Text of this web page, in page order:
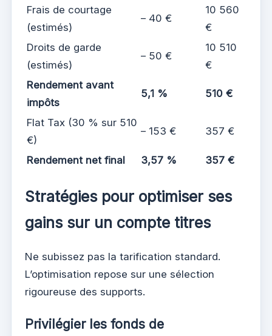
Frais de courtage
(estimés)
– 40 €
10 560
€
Droits de garde
(estimés)
– 50 €
10 510
€
Rendement avant
impôts
5,1 % 510 €
Flat Tax (30 % sur 510
€)
– 153 € 357 €
Rendement net final 3,57 % 357 €
Stratégies pour optimiser ses
gains sur un compte titres
Ne subissez pas la tarification standard.
L’optimisation repose sur une sélection
rigoureuse des supports.
Privilégier les fonds de